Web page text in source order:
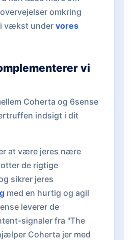
omkring
vækst undervores
vi
Coherta og 6sense
indsigt i dit
at være jeres nære
de rigtige
sikrer jeres
med en hurtig og agil
leverer de
signaler fra "The
Coherta jer med